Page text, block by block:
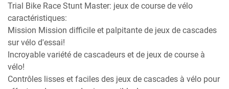
Trial Bike Race Stunt Master: jeux de course de vélo
caractéristiques:
Mission Mission difficile et palpitante de jeux de cascades
sur vélo d'essai!
Incroyable variété de cascadeurs et de jeux de course à
vélo!
Contrôles lisses et faciles des jeux de cascades à vélo pour